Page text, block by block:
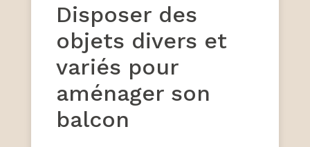
Disposer des
objets divers et
variés pour
aménager son
balcon